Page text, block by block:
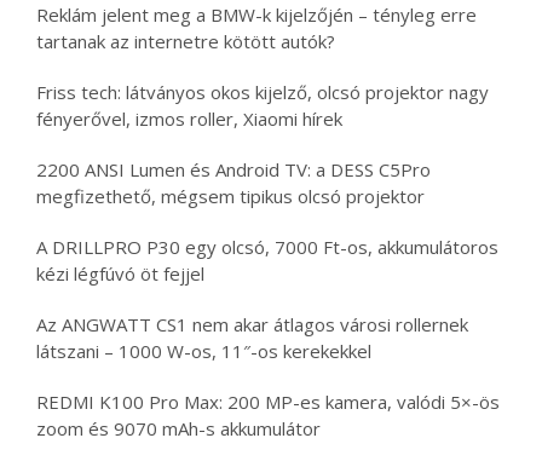
Reklám jelent meg a BMW-k kijelzőjén – tényleg erre
tartanak az internetre kötött autók?
Friss tech: látványos okos kijelző, olcsó projektor nagy
fényerővel, izmos roller, Xiaomi hírek
2200 ANSI Lumen és Android TV: a DESS C5Pro
megfizethető, mégsem tipikus olcsó projektor
A DRILLPRO P30 egy olcsó, 7000 Ft-os, akkumulátoros
kézi légfúvó öt fejjel
Az ANGWATT CS1 nem akar átlagos városi rollernek
látszani – 1000 W-os, 11″-os kerekekkel
REDMI K100 Pro Max: 200 MP-es kamera, valódi 5×-ös
zoom és 9070 mAh-s akkumulátor